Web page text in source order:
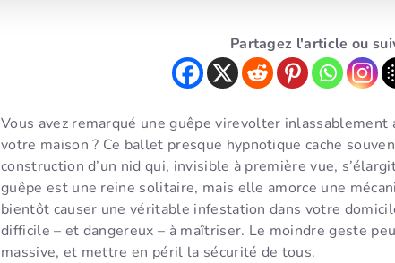
Partagez l'article ou
Vous avez remarqué une guêpe virevolter
votre maison ? Ce ballet presque hypnotique cache
construction d’un nid qui, invisible à première vue,
guêpe est une reine solitaire, mais elle amorce une
bientôt causer une véritable infestation dans votre
difficile – et dangereux – à maîtriser. Le moindre geste
massive, et mettre en péril la sécurité de tous.